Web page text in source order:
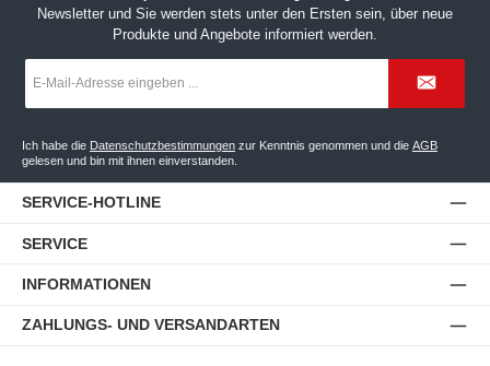
Newsletter und Sie werden stets unter den Ersten sein, über neue
Produkte und Angebote informiert werden.
Mail-
*
Ich habe die Datenschutzbestimmungen zur Kenntnis genommen und die AGB
gelesen und bin mit ihnen einverstanden.
SERVICE-HOTLINE
SERVICE
INFORMATIONEN
ZAHLUNGS- UND VERSANDARTEN